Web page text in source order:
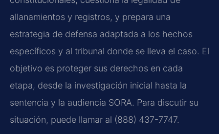
allanamientos y registros, y prepara una
estrategia de defensa adaptada a los hechos
específicos y al tribunal donde se lleva el caso. El
objetivo es proteger sus derechos en cada
etapa, desde la investigación inicial hasta la
sentencia y la audiencia SORA. Para discutir su
situación, puede llamar al (888) 437-7747.